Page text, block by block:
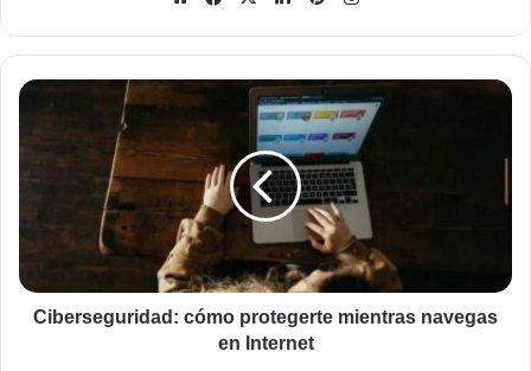
Ciberseguridad:
protegerte
Ciberseguridad: cómo protegerte mientras navegas
en Internet